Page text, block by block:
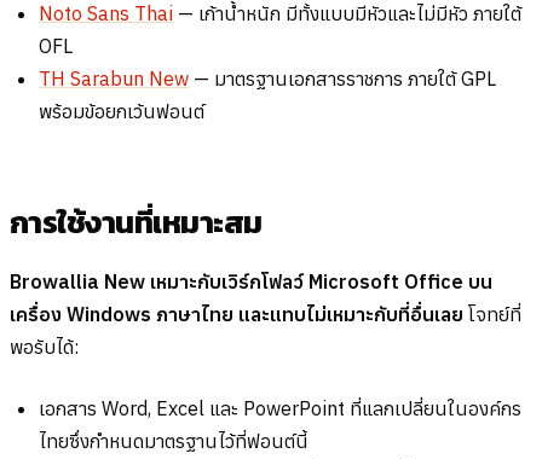
Noto Sans Thai — เก้าน้ำหนัก มีทั้งแบบมีหัวและไม่มีหัว ภายใต้
OFL
TH Sarabun New — มาตรฐานเอกสารราชการ ภายใต้ GPL
พร้อมข้อยกเว้นฟอนต์
การใช้งานที่เหมาะสม
Browallia New เหมาะกับเวิร์กโฟลว์ Microsoft Office บน
เครื่อง Windows ภาษาไทย และแทบไม่เหมาะกับที่อื่นเลย โจทย์ที่
พอรับได้:
เอกสาร Word, Excel และ PowerPoint ที่แลกเปลี่ยนในองค์กร
ไทยซึ่งกำหนดมาตรฐานไว้ที่ฟอนต์นี้